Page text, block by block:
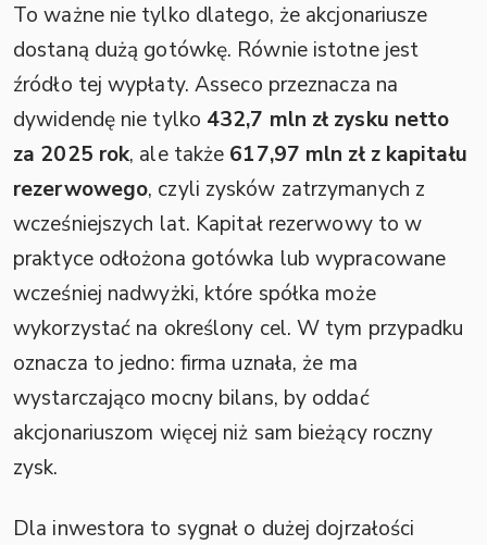
To ważne nie tylko dlatego, że akcjonariusze
dostaną dużą gotówkę. Równie istotne jest
źródło tej wypłaty. Asseco przeznacza na
dywidendę nie tylko 432,7 mln zł zysku netto
za 2025 rok, ale także 617,97 mln zł z kapitału
rezerwowego, czyli zysków zatrzymanych z
wcześniejszych lat. Kapitał rezerwowy to w
praktyce odłożona gotówka lub wypracowane
wcześniej nadwyżki, które spółka może
wykorzystać na określony cel. W tym przypadku
oznacza to jedno: firma uznała, że ma
wystarczająco mocny bilans, by oddać
akcjonariuszom więcej niż sam bieżący roczny
zysk.
Dla inwestora to sygnał o dużej dojrzałości